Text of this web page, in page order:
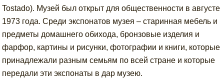
Tostado). Музей был открыт для общественности в августе
1973 года. Среди экспонатов музея – старинная мебель и
предметы домашнего обихода, бронзовые изделия и
фарфор, картины и рисунки, фотографии и книги, которые
принадлежали разным семьям по всей стране и которые
передали эти экспонаты в дар музею.